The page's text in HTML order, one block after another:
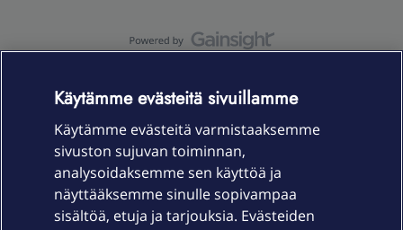
Laitteet & liittymät
Palvelut
Käytämme evästeitä sivuillamme
Käytämme evästeitä varmistaaksemme
sivuston sujuvan toiminnan,
analysoidaksemme sen käyttöä ja
näyttääksemme sinulle sopivampaa
sisältöä, etuja ja tarjouksia. Evästeiden